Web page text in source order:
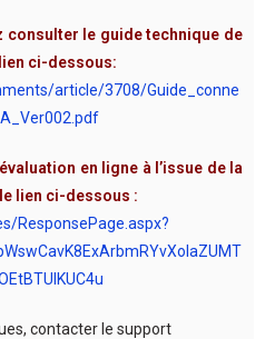
consulter le guide technique de
ci-dessous:
article/3708/Guide_conne
en ligne à l’issue de la
lien ci-dessous :
ResponsePage.aspx?
contacter le support